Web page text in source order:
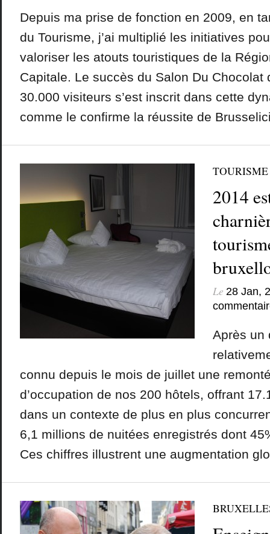
Depuis ma prise de fonction en 2009, en
du Tourisme, j’ai multiplié les initiatives
valoriser les atouts touristiques de la
Capitale. Le succès du Salon Du Chocolat
30.000 visiteurs s’est inscrit dans cette
comme le confirme la réussite de
TOURISME
2014
Le 28 Jan,
Après un
connu depuis le mois de juillet une
d’occupation de nos 200 hôtels, offrant
dans un contexte de plus en plus
6,1 millions de nuitées enregistrés dont
Ces chiffres illustrent une augmentation